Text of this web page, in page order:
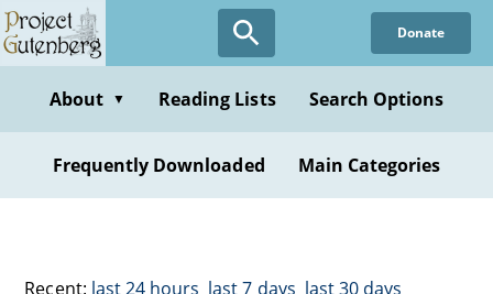
Donate
About ▼ Reading Lists Search Options
Frequently Downloaded Main Categories
Recent: last 24 hours last 7 days last 30 days